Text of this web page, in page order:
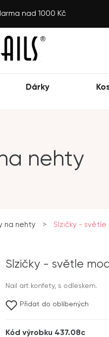
nad 1000 Kč
Dárky
nehty
na nehty > Slzičky - světle
Slzičky - světle
Nail art konfety, s odleskem.
Přidat do oblíbených
Kód výrobku 437.08c